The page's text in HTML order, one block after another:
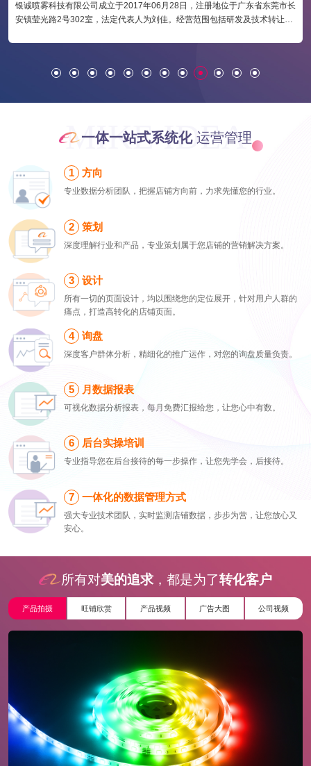
银诚喷雾科技有限公司成立于2017年06月28日，注册地位于广东省东莞市长
安镇莹光路2号302室，法定代表人为刘佳。经营范围包括研发及技术转让、
MIKE IDEA
一体一站式系统化运营管理
方向
专业数据分析团队，把握店铺方向前，力求先懂您的行业。
策划
深度理解行业和产品，专业策划属于您店铺的营销解决方案。
设计
所有一切的页面设计，均以围绕您的定位展开，针对用户人群的
痛点，打造高转化的店铺页面。
询盘
深度客户群体分析，精细化的推广运作，对您的询盘质量负责。
月数据报表
可视化数据分析报表，每月免费汇报给您，让您心中有数。
后台实操培训
专业指导您在后台接待的每一步操作，让您先学会，后接待。
一体化的数据管理方式
强大专业技术团队，实时监测店铺数据，步步为营，让您放心又
安心。
所有对美的追求 ，都是为了转化客户
产品拍摄 旺铺欣赏 产品视频 广告大图 公司视频